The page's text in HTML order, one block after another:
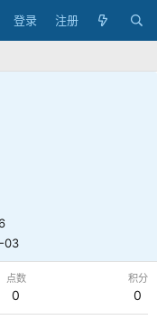
登录 注册
03
点数
0
积分
0